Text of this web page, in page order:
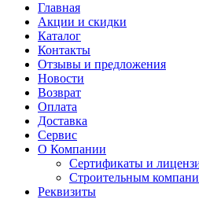
Главная
Акции и скидки
Каталог
Контакты
Отзывы и предложения
Новости
Возврат
Оплата
Доставка
Сервис
О Компании
Сертификаты и
Строительным
Реквизиты